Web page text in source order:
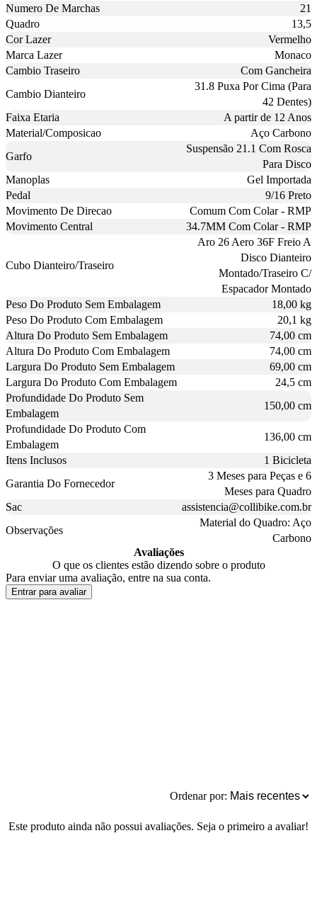
Numero De Marchas
21
Quadro
13,5
Cor Lazer
Vermelho
Marca Lazer
Monaco
Cambio Traseiro
Com Gancheira
Cambio Dianteiro
31.8 Puxa Por Cima (Para
42 Dentes)
Faixa Etaria
A partir de 12 Anos
Material/Composicao
Aço Carbono
Garfo
Suspensão 21.1 Com Rosca
Para Disco
Manoplas
Gel Importada
Pedal
9/16 Preto
Movimento De Direcao
Comum Com Colar - RMP
Movimento Central
34.7MM Com Colar - RMP
Cubo Dianteiro/Traseiro
Aro 26 Aero 36F Freio A
Disco Dianteiro
Montado/Traseiro C/
Espacador Montado
Peso Do Produto Sem Embalagem
18,00 kg
Peso Do Produto Com Embalagem
20,1 kg
Altura Do Produto Sem Embalagem
74,00 cm
Altura Do Produto Com Embalagem
74,00 cm
Largura Do Produto Sem Embalagem
69,00 cm
Largura Do Produto Com Embalagem
24,5 cm
Profundidade Do Produto Sem
Embalagem
150,00 cm
Profundidade Do Produto Com
Embalagem
136,00 cm
Itens Inclusos
1 Bicicleta
Garantia Do Fornecedor
3 Meses para Peças e 6
Meses para Quadro
Sac
assistencia@collibike.com.br
Observações
Material do Quadro: Aço
Carbono
Avaliações
O que os clientes estão dizendo sobre o produto
Para enviar uma avaliação, entre na sua conta.
Entrar para avaliar
Ordenar por:
Este produto ainda não possui avaliações. Seja o primeiro a avaliar!